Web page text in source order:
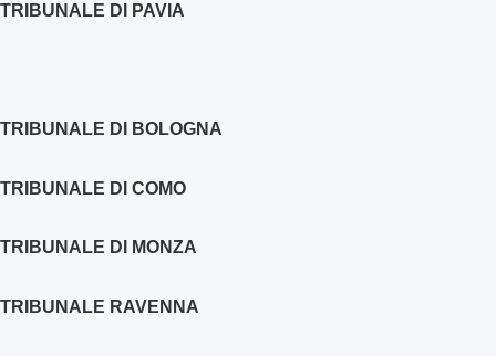
TRIBUNALE DI PAVIA
TRIBUNALE DI BOLOGNA
TRIBUNALE DI COMO
TRIBUNALE DI MONZA
TRIBUNALE RAVENNA